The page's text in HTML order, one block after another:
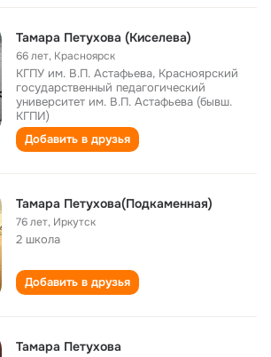
Тамара Петухова (Киселева)
66 лет, Красноярск
КГПУ им. В.П. Астафьева, Красноярский
государственный педагогический
университет им. В.П. Астафьева (бывш.
КГПИ)
Добавить в друзья
Тамара Петухова(Подкаменная)
76 лет, Иркутск
2 школа
Добавить в друзья
Тамара Петухова